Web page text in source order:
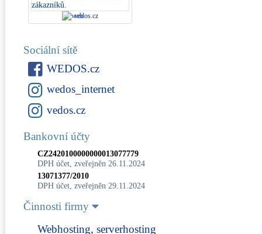
vedos.cz
Sociální sítě
WEDOS.cz
wedos_internet
vedos.cz
Bankovní účty
CZ2420100000000013077779
DPH účet, zveřejněn 26.11.2024
13071377/2010
DPH účet, zveřejněn 29.11.2024
Činnosti firmy
Webhosting, serverhosting